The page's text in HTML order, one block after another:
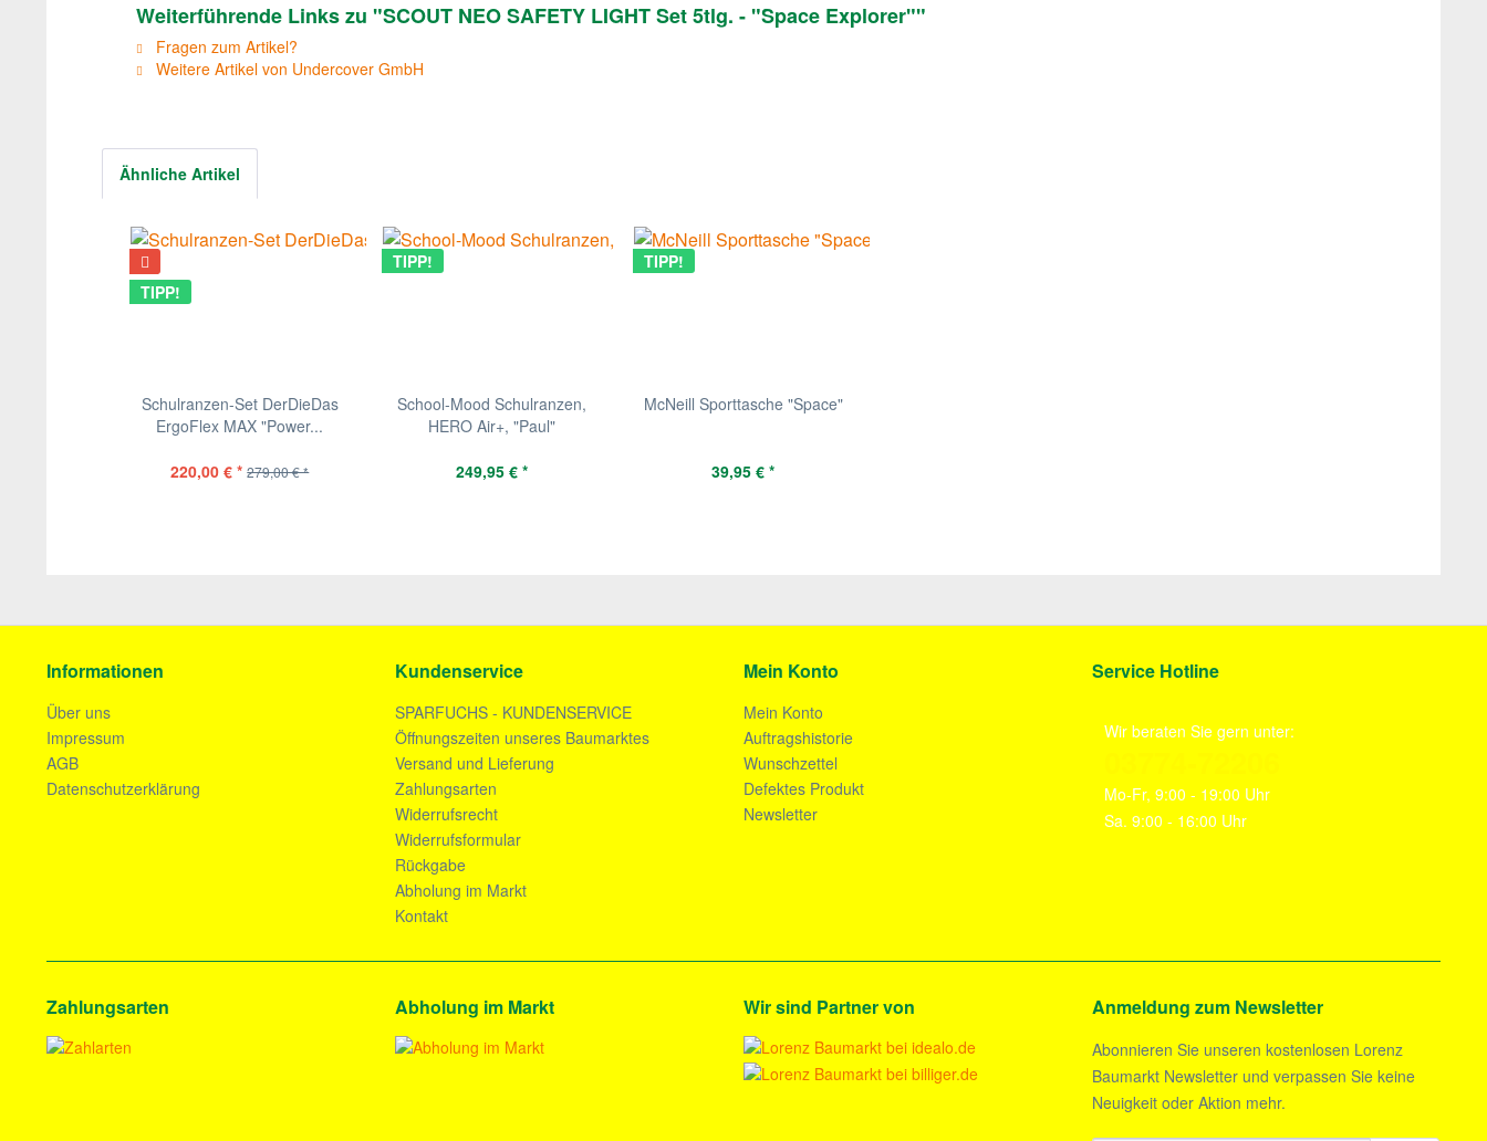
Weiterführende Links zu "SCOUT NEO SAFETY LIGHT Set 5tlg. - "Space Explorer""
Fragen zum Artikel?
Weitere Artikel von Undercover GmbH
Ähnliche Artikel
TIPP!
Schulranzen-Set DerDieDas
ErgoFlex MAX "Power...
220,00 € * 279,00 € *
TIPP!
School-Mood Schulranzen,
HERO Air+, "Paul"
249,95 € *
TIPP!
McNeill Sporttasche "Space"
39,95 € *
Informationen
Über uns
Impressum
AGB
Datenschutzerklärung
Kundenservice
SPARFUCHS - KUNDENSERVICE
Öffnungszeiten unseres Baumarktes
Versand und Lieferung
Zahlungsarten
Widerrufsrecht
Widerrufsformular
Rückgabe
Abholung im Markt
Kontakt
Mein Konto
Mein Konto
Auftragshistorie
Wunschzettel
Defektes Produkt
Newsletter
Service Hotline
Wir beraten Sie gern unter:
Mo-Fr, 9:00 - 19:00 Uhr
Sa. 9:00 - 16:00 Uhr
Zahlungsarten Abholung im Markt Wir sind Partner von Anmeldung zum Newsletter
Abonnieren Sie unseren kostenlosen Lorenz
Baumarkt Newsletter und verpassen Sie keine
Neuigkeit oder Aktion mehr.